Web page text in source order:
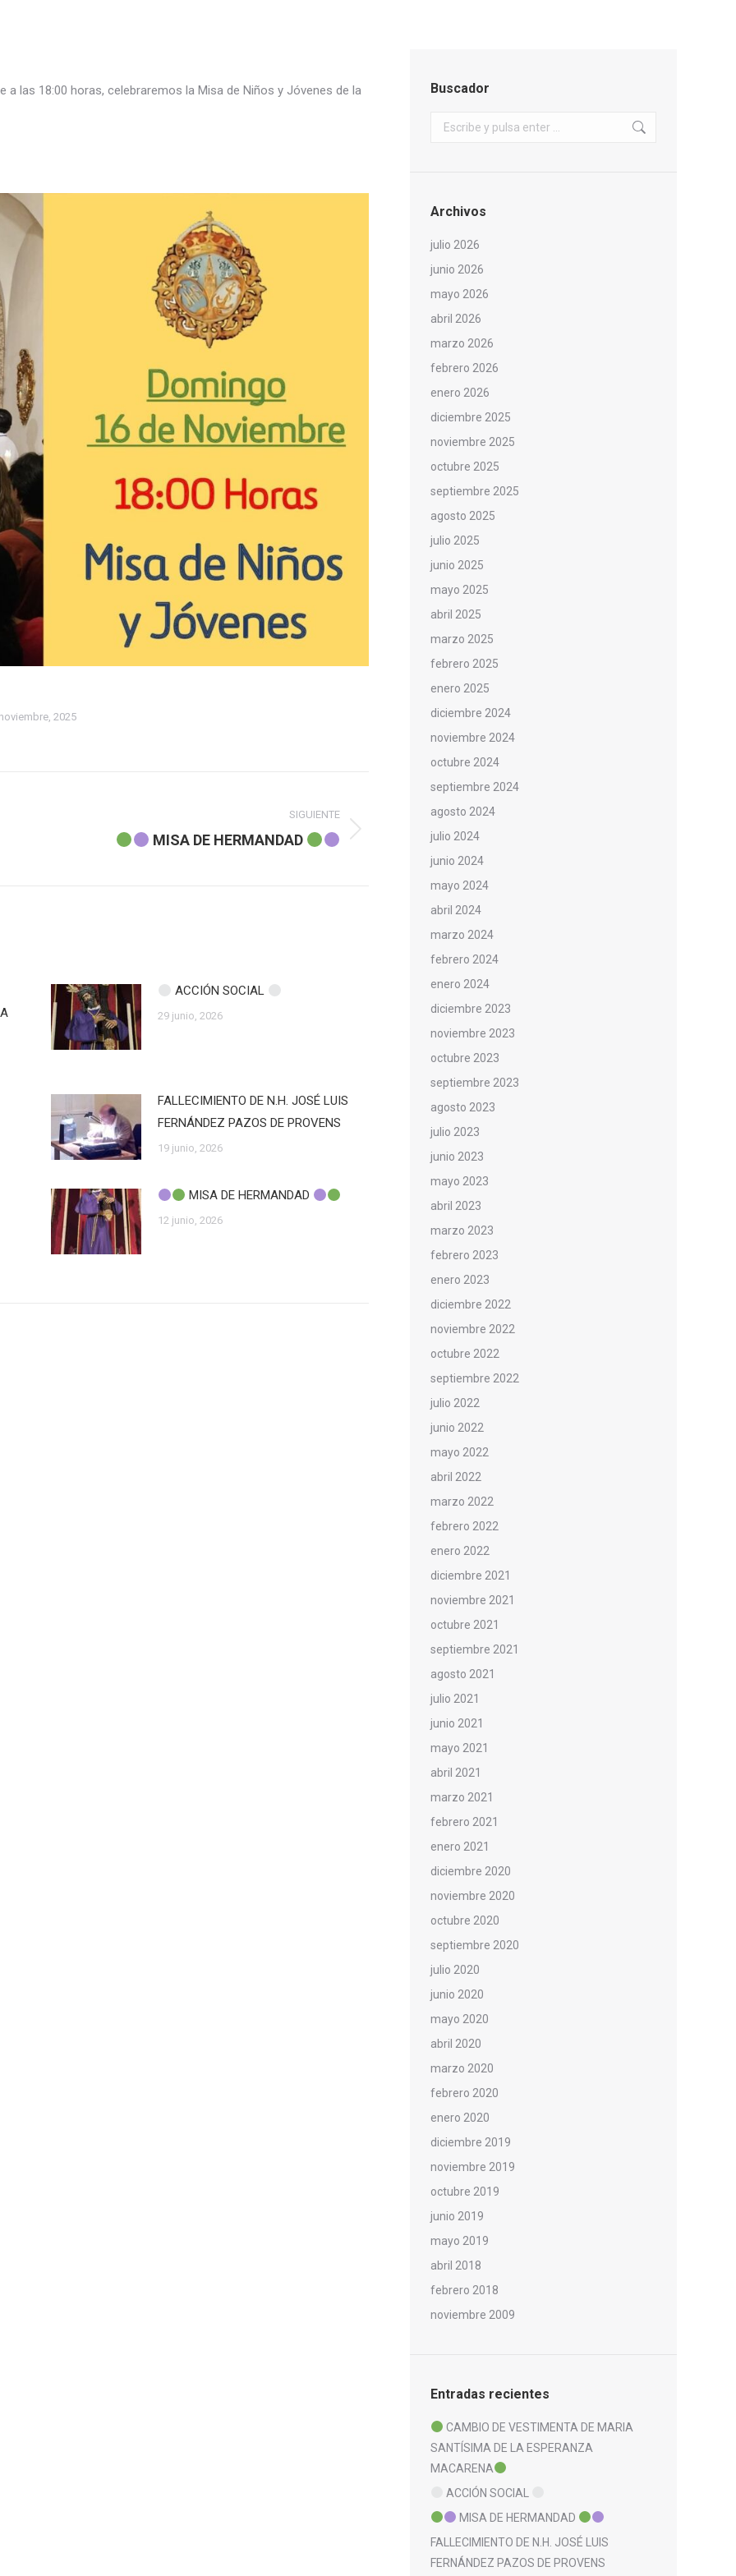
las 18:00 horas, celebraremos la Misa de Niños y Jóvenes de la
2025
SIGUIENTE
MISA DE HERMANDAD
ACCIÓN SOCIAL
29 junio, 2026
FALLECIMIENTO DE N.H. JOSÉ LUIS
FERNÁNDEZ PAZOS DE PROVENS
19 junio, 2026
MISA DE HERMANDAD
12 junio, 2026
Buscador
Buscar:
Archivos
julio 2026
junio 2026
mayo 2026
abril 2026
marzo 2026
febrero 2026
enero 2026
diciembre 2025
noviembre 2025
octubre 2025
septiembre 2025
agosto 2025
julio 2025
junio 2025
mayo 2025
abril 2025
marzo 2025
febrero 2025
enero 2025
diciembre 2024
noviembre 2024
octubre 2024
septiembre 2024
agosto 2024
julio 2024
junio 2024
mayo 2024
abril 2024
marzo 2024
febrero 2024
enero 2024
diciembre 2023
noviembre 2023
octubre 2023
septiembre 2023
agosto 2023
julio 2023
junio 2023
mayo 2023
abril 2023
marzo 2023
febrero 2023
enero 2023
diciembre 2022
noviembre 2022
octubre 2022
septiembre 2022
julio 2022
junio 2022
mayo 2022
abril 2022
marzo 2022
febrero 2022
enero 2022
diciembre 2021
noviembre 2021
octubre 2021
septiembre 2021
agosto 2021
julio 2021
junio 2021
mayo 2021
abril 2021
marzo 2021
febrero 2021
enero 2021
diciembre 2020
noviembre 2020
octubre 2020
septiembre 2020
julio 2020
junio 2020
mayo 2020
abril 2020
marzo 2020
febrero 2020
enero 2020
diciembre 2019
noviembre 2019
octubre 2019
junio 2019
mayo 2019
abril 2018
febrero 2018
noviembre 2009
Entradas recientes
CAMBIO DE VESTIMENTA DE MARIA
SANTÍSIMA DE LA ESPERANZA
MACARENA
ACCIÓN SOCIAL
MISA DE HERMANDAD
FALLECIMIENTO DE N.H. JOSÉ LUIS
FERNÁNDEZ PAZOS DE PROVENS